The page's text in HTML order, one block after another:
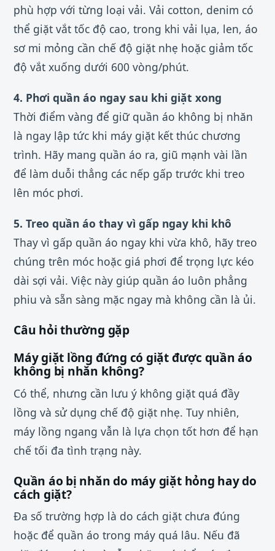
phù hợp với từng loại vải. Vải cotton, denim có
thể giặt vắt tốc độ cao, trong khi vải lụa, len, áo
sơ mi mỏng cần chế độ giặt nhẹ hoặc giảm tốc
độ vắt xuống dưới 600 vòng/phút.
4. Phơi quần áo ngay sau khi giặt xong
Thời điểm vàng để giữ quần áo không bị nhăn
là ngay lập tức khi máy giặt kết thúc chương
trình. Hãy mang quần áo ra, giũ mạnh vài lần
để làm duỗi thẳng các nếp gấp trước khi treo
lên móc phơi.
5. Treo quần áo thay vì gấp ngay khi khô
Thay vì gấp quần áo ngay khi vừa khô, hãy treo
chúng trên móc hoặc giá phơi để trọng lực kéo
dài sợi vải. Việc này giúp quần áo luôn phẳng
phiu và sẵn sàng mặc ngay mà không cần là ủi.
Câu hỏi thường gặp
Máy giặt lồng đứng có giặt được quần áo
không bị nhăn không?
Có thể, nhưng cần lưu ý không giặt quá đầy
lồng và sử dụng chế độ giặt nhẹ. Tuy nhiên,
máy lồng ngang vẫn là lựa chọn tốt hơn để hạn
chế tối đa tình trạng này.
Quần áo bị nhăn do máy giặt hỏng hay do
cách giặt?
Đa số trường hợp là do cách giặt chưa đúng
hoặc để quần áo trong máy quá lâu. Nếu đã